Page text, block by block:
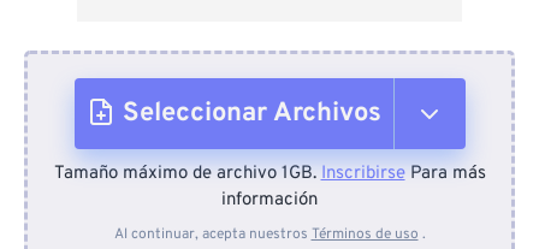
Seleccionar Archivos
Desde el dispositivo
Tamaño máximo de archivo 1GB.InscribirsePara más
información
Al continuar, acepta nuestros Términos de uso .